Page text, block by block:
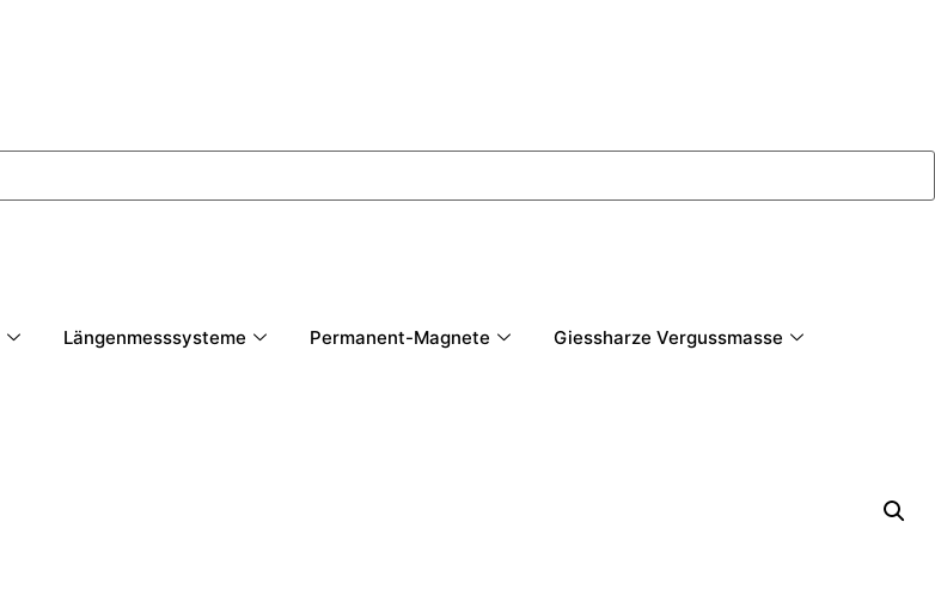
Längenmesssysteme Permanent-Magnete Giessharze Vergussmasse